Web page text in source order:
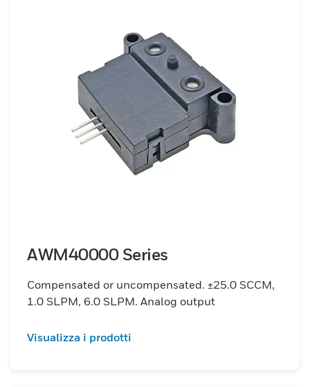
AWM40000 Series
Compensated or uncompensated. ±25.0 SCCM,
1.0 SLPM, 6.0 SLPM. Analog output
Visualizza i prodotti